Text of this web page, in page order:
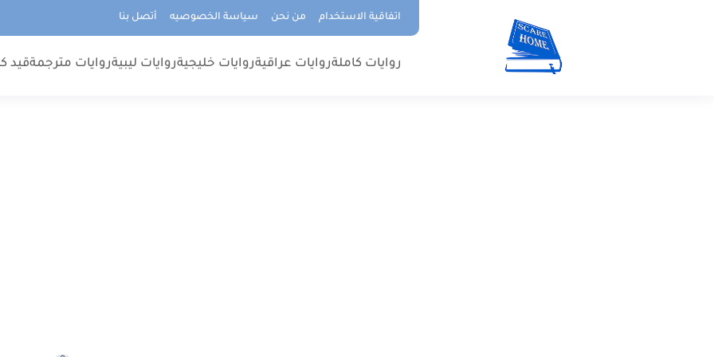
اتفاقية الاستخدام من نحن سياسة الخصوصيه أتصل بنا
روايات كاملةروايات عراقيةروايات خليجيةروايات ليبيةروايات مترجمةقيد